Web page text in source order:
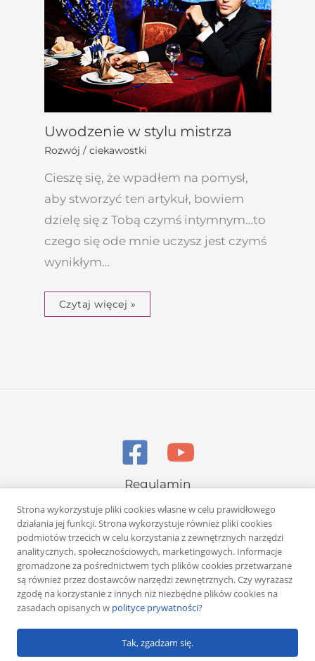
Uwodzenie w stylu mistrza
Rozwój / ciekawostki
Cieszę się, że wpadłem na pomysł,
aby stworzyć ten artykuł, bowiem
dzielę się z Tobą czymś intymnym…to
czego się ode mnie uczysz jest czymś
wynikłym…
Czytaj więcej »
Regulamin
Polityka prywatności
Copyright © 2026 Rafał Żuber
Powered byKlub eMarketera
Strona wykorzystuje pliki cookies własne w celu prawidłowego
działania jej funkcji. Strona wykorzystuje również pliki cookies
podmiotów trzecich w celu korzystania z zewnętrznych narzędzi
analitycznych, społecznościowych, marketingowych. Informacje
gromadzone za pośrednictwem tych plików cookies przetwarzane
są również przez dostawców narzędzi zewnętrznych. Czy wyrażasz
zgodę na korzystanie z innych niż niezbędne plików cookies na
zasadach opisanych w polityce prywatności?
Tak, zgadzam się.